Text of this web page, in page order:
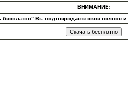
ВНИМАНИЕ:
Вы подтверждаете свое полное и